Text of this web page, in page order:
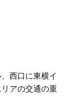
西口に東横イ
アの交通の重